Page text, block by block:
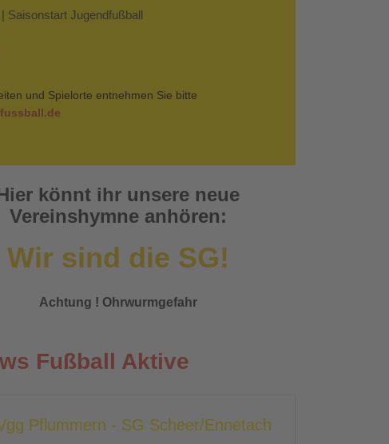
| Saisonstart Jugendfußball
und Spielorte entnehmen Sie bitte
könnt ihr unsere neue
Vereinshymne anhören:
Wir sind die SG!
Achtung ! Ohrwurmgefahr
Fußball Aktive
Pflummern - SG Scheer/Ennetach